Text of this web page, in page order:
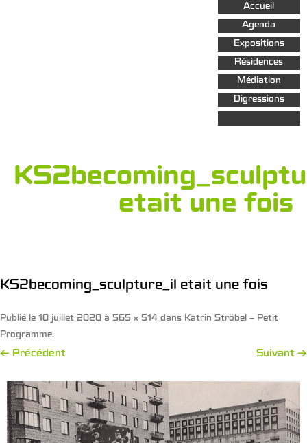
Aller au
contenu
principal
Accueil
Agenda
Expositions
Résidences
Médiation
Digressions
etait une fois
KS2becoming_sculpture_il etait une fois
Publié le 10 juillet 2020 à 565 × 514 dans Katrin Ströbel – Petit
Programme.
← Précédent Suivant →